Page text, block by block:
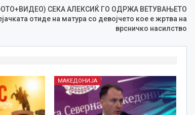
СЕКА АЛЕКСИЌ ГО ОДРЖА ВЕТУВАЊЕТО
отиде на матура со девојчето кое е жртва на
врсничко насилство
МАКЕДОНИЈА